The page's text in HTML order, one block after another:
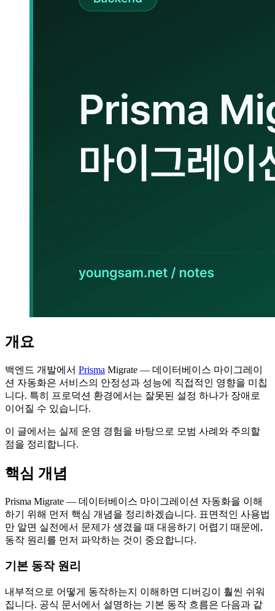
개요
백엔드 개발에서 Prisma Migrate — 데이터베이스 마이그레이
션 자동화은 서비스의 안정성과 성능에 직접적인 영향을 미칩
니다. 특히 프로덕션 환경에서는 잘못된 설정 하나가 장애로
이어질 수 있습니다.
이 글에서는 실제 운영 경험을 바탕으로 모범 사례와 주의할
점을 정리합니다.
핵심 개념
Prisma Migrate — 데이터베이스 마이그레이션 자동화을 이해
하기 위해 먼저 핵심 개념을 정리하겠습니다. 표면적인 사용법
만 알면 실전에서 문제가 생겼을 때 대응하기 어렵기 때문에,
동작 원리를 먼저 파악하는 것이 중요합니다.
기본 동작 원리
내부적으로 어떻게 동작하는지 이해하면 디버깅이 훨씬 쉬워
집니다. 공식 문서에서 설명하는 기본 동작 흐름은 다음과 같